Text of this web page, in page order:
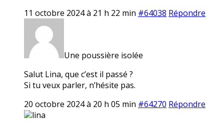
11 octobre 2024 à 21 h 22 min #64038 Répondre
Une poussière isolée
Salut Lina, que c’est il passé ?
Si tu veux parler, n’hésite pas.
20 octobre 2024 à 20 h 05 min #64270 Répondre
lina